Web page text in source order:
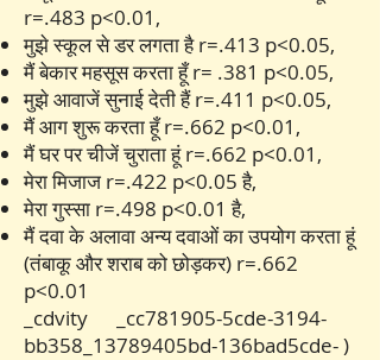
r=.483 p<0.01,
मुझे स्कूल से डर लगता है r=.413 p<0.05,
मैं बेकार महसूस करता हूँ r= .381 p<0.05,
मुझे आवाजें सुनाई देती हैं r=.411 p<0.05,
मैं आग शुरू करता हूँ r=.662 p<0.01,
मैं घर पर चीजें चुराता हूं r=.662 p<0.01,
मेरा मिजाज r=.422 p<0.05 है,
मेरा गुस्सा r=.498 p<0.01 है,
मैं दवा के अलावा अन्य दवाओं का उपयोग करता हूं
(तंबाकू और शराब को छोड़कर) r=.662
p<0.01
_cdvity _cc781905-5cde-3194-
bb358_13789405bd-136bad5cde- )